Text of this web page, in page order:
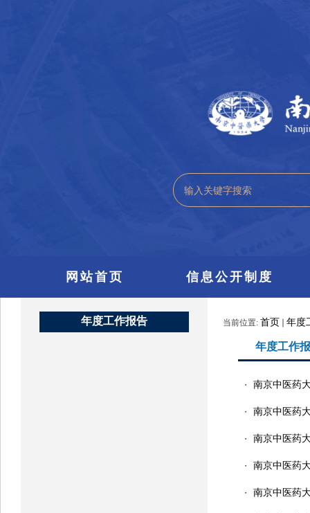
网站首页 信息公开制度
年度工作报告 当前位置: 首页 年度
年度工作
・ 南京中医药
・ 南京中医药
・ 南京中医药
・ 南京中医药
・ 南京中医药